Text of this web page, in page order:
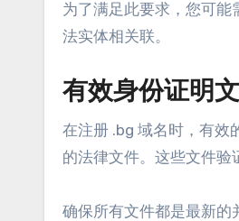
为了满足此要求，您可
法实体相关联。
有效身份证明
在注册 .bg 域名时，有效
的法律文件。这些文件验
确保所有文件都是最新的